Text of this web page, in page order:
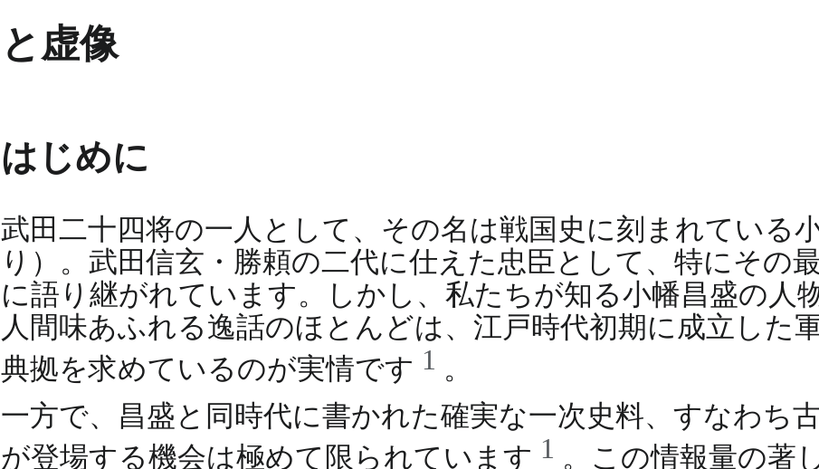
と虚像
はじめに
武田二十四将の一人として、その名は戦国史に刻まれている
り）。武田信玄・勝頼の二代に仕えた忠臣として、特にその
に語り継がれています。しかし、私たちが知る小幡昌盛の人
人間味あふれる逸話のほとんどは、江戸時代初期に成立した
典拠を求めているのが実情です 1 。
一方で、昌盛と同時代に書かれた確実な一次史料、すなわち
が登場する機会は極めて限られています 1 。この情報量の著